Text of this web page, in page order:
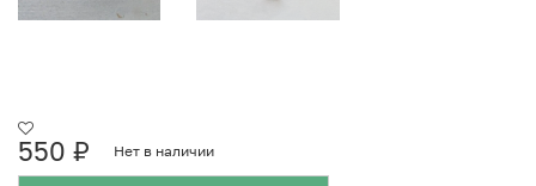
550 ₽ Нет в наличии